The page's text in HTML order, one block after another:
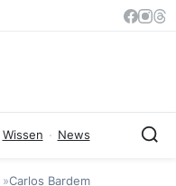
Wissen · News
Carlos Bardem